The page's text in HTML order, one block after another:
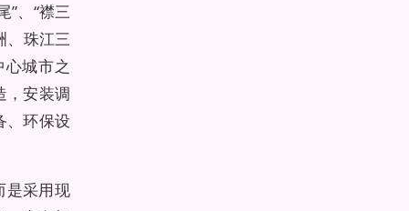
”、“襟三
、珠江三
城市之
，安装调
、环保设
是采用现